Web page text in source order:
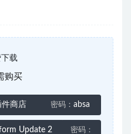
载
购买
件商店 密码： absa
Update 2
密码：